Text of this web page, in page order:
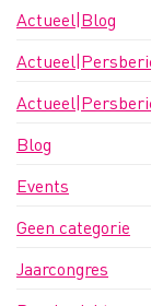
Actueel|Blog
Blog
Events
Geen categorie
Jaarcongres